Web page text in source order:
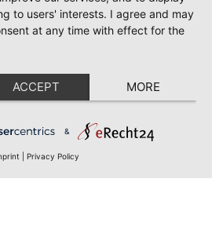
to users' interests. I agree and may
at any time with effect for the
ACCEPT MORE
&
Privacy Policy